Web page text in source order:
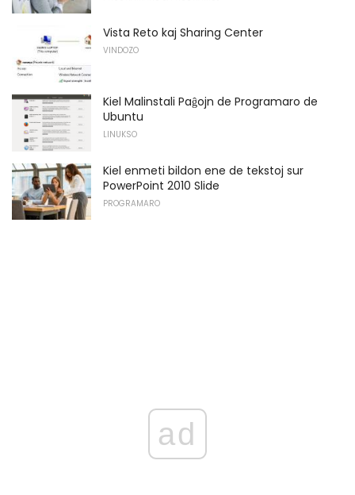
Vista Reto kaj Sharing Center
VINDOZO
Kiel Malinstali Paĝojn de Programaro de
Ubuntu
LINUKSO
Kiel enmeti bildon ene de tekstoj sur
PowerPoint 2010 Slide
PROGRAMARO
ad